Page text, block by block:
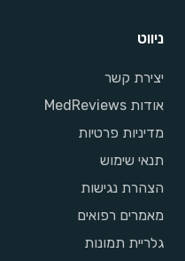
ניווט
יצירת קשר
אודות MedReviews
מדיניות פרטיות
תנאי שימוש
הצהרת נגישות
מאמרים רפואים
גלריית תמונות